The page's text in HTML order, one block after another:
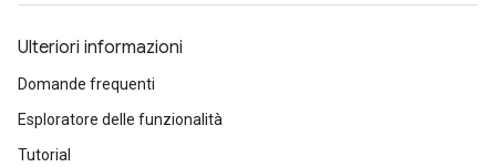
Ulteriori informazioni
Domande frequenti
Esploratore delle funzionalità
Tutorial